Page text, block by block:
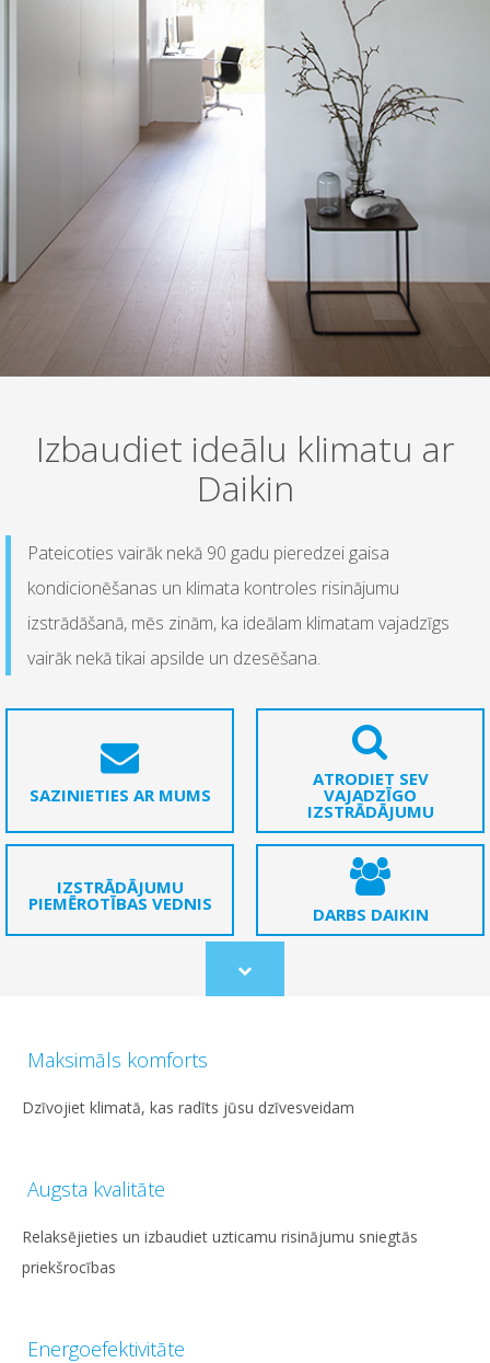
Izbaudiet ideālu klimatu ar
Daikin
Pateicoties vairāk nekā 90 gadu pieredzei gaisa
kondicionēšanas un klimata kontroles risinājumu
izstrādāšanā, mēs zinām, ka ideālam klimatam vajadzīgs
vairāk nekā tikai apsilde un dzesēšana.
SAZINIETIES AR MUMS
ATRODIET SEV
VAJADZĪGO
IZSTRĀDĀJUMU
IZSTRĀDĀJUMU
PIEMĒROTĪBAS VEDNIS DARBS DAIKIN
Scroll
to
Maksimāls komforts
Dzīvojiet klimatā, kas radīts jūsu dzīvesveidam
Augsta kvalitāte
Relaksējieties un izbaudiet uzticamu risinājumu sniegtās
priekšrocības
Energoefektivitāte